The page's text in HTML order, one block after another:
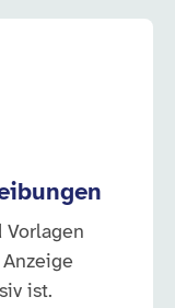
Vorlagen
ist.